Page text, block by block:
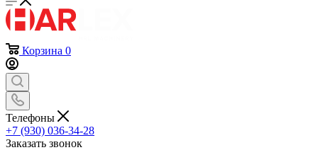
Корзина 0
Телефоны
+7 (930) 036-34-28
Заказать звонок